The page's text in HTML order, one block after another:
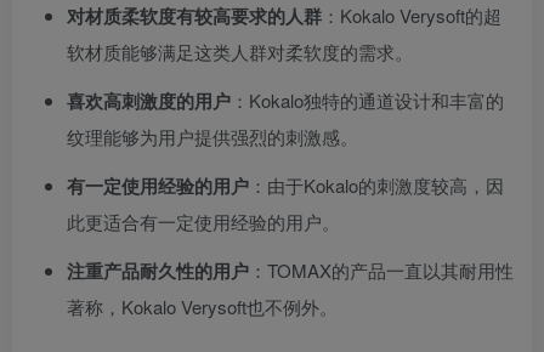
对材质柔软度有较高要求的人群 ：Kokalo Verysoft的超
软材质能够满足这类人群对柔软度的需求。
喜欢高刺激度的用户 ：Kokalo独特的通道设计和丰富的
纹理能够为用户提供强烈的刺激感。
有一定使用经验的用户 ：由于Kokalo的刺激度较高，因
此更适合有一定使用经验的用户。
注重产品耐久性的用户 ：TOMAX的产品一直以其耐用性
著称，Kokalo Verysoft也不例外。